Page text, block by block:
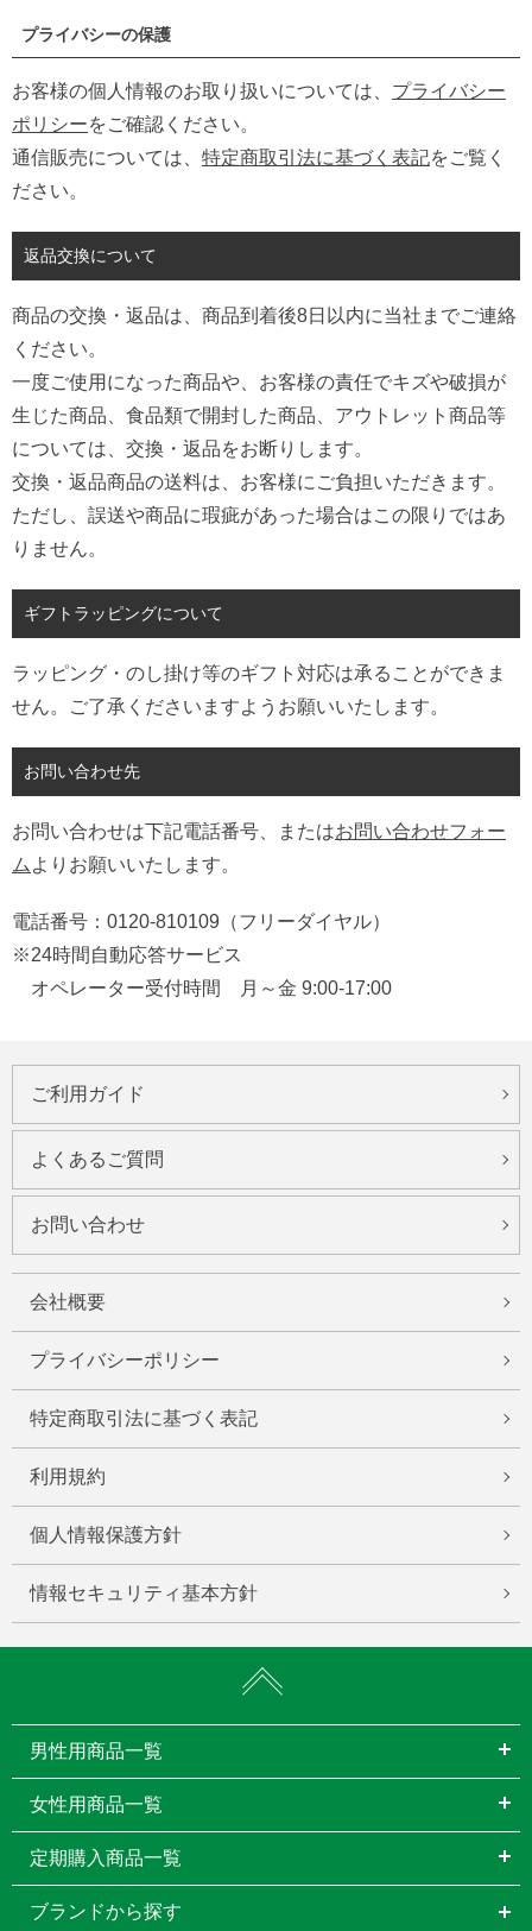
プライバシーの保護
お客様の個人情報のお取り扱いについては、 プライバシー
ポリシーをご確認ください。
通信販売については、 特定商取引法に基づく表記をご覧く
ださい。
返品交換について
商品の交換・返品は、商品到着後8日以内に当社までご連絡
ください。
一度ご使用になった商品や、お客様の責任でキズや破損が
生じた商品、食品類で開封した商品、アウトレット商品等
については、交換・返品をお断りします。
交換・返品商品の送料は、お客様にご負担いただきます。
ただし、誤送や商品に瑕疵があった場合はこの限りではあ
りません。
ギフトラッピングについて
ラッピング・のし掛け等のギフト対応は承ることができま
せん。ご了承くださいますようお願いいたします。
お問い合わせ先
お問い合わせは下記電話番号、またはお問い合わせフォー
ム よりお願いいたします。
電話番号：0120-810109（フリーダイヤル）
※24時間自動応答サービス
オペレーター受付時間 月～金 9:00-17:00
ご利用ガイド
よくあるご質問
お問い合わせ
会社概要
プライバシーポリシー
特定商取引法に基づく表記
利用規約
個人情報保護方針
情報セキュリティ基本方針
男性用商品一覧
女性用商品一覧
定期購入商品一覧
ブランドから探す